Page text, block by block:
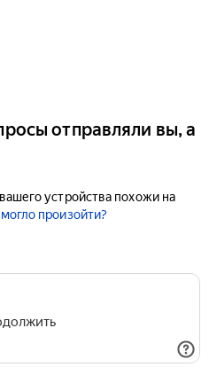
отправляли вы, а
устройства похожи на
произойти?